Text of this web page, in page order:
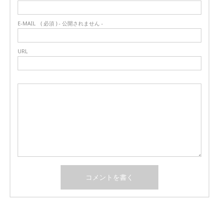
E-MAIL ( 必須 ) - 公開されません -
URL